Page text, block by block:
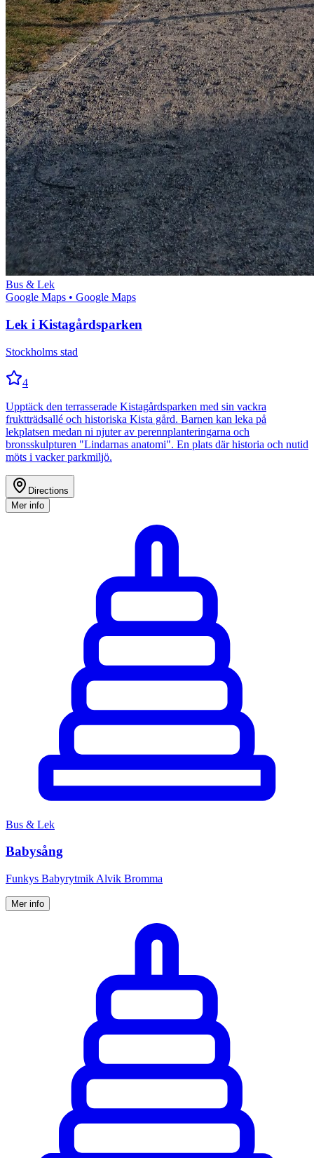
Bus & Lek
Google Maps • Google Maps
Lek i Kistagårdsparken
Stockholms stad
4
Upptäck den terrasserade Kistagårdsparken med sin vackra
fruktträdsallé och historiska Kista gård. Barnen kan leka på
lekplatsen medan ni njuter av perennplanteringarna och
bronsskulpturen "Lindarnas anatomi". En plats där historia och nutid
möts i vacker parkmiljö.
Directions
Mer info
Bus & Lek
Babysång
Funkys Babyrytmik Alvik Bromma
Mer info